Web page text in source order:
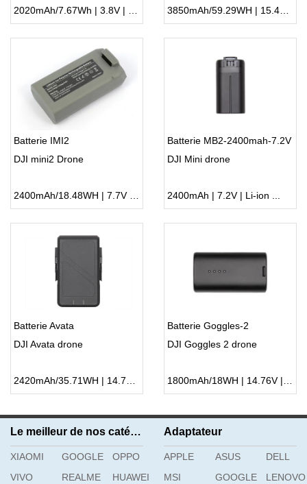
2020mAh/7.67Wh | 3.8V | Li-ion ... 3850mAh/59.29WH | 15.4V | Li-ion ...
Batterie IMI2
DJI mini2 Drone
2400mAh/18.48WH | 7.7V | Li-ion ...
Batterie MB2-2400mah-7.2V
DJI Mini drone
2400mAh | 7.2V | Li-ion ...
Batterie Avata
DJI Avata drone
2420mAh/35.71WH | 14.76V | Li-ion ...
Batterie Goggles-2
DJI Goggles 2 drone
1800mAh/18WH | 14.76V | Li-ion ...
Le meilleur de nos catégories
XIAOMI GOOGLE
OPPO
VIVO
REALME
HUAWEI
Adaptateur
APPLE ASUS
DELL
MSI
GOOGLE
LENOVO